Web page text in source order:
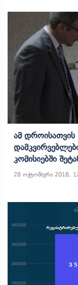
Ამ Დროისათვის
Კომისიებში
28 ოქტომბერი 2018,